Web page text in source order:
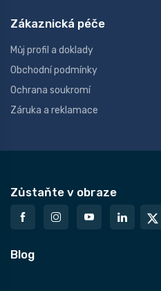
Zákaznická péče
Můj profil a doklady
Obchodní podmínky
Ochrana soukromí
Záruka a reklamace
Zůstaňte v obraze
Blog